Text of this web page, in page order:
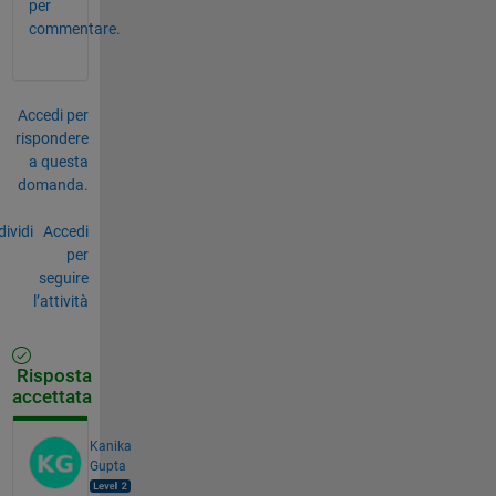
per
commentare.
Accedi per
rispondere
a questa
domanda.
Accedi
per
seguire
l’attività
Risposta
accettata
Kanika
Gupta